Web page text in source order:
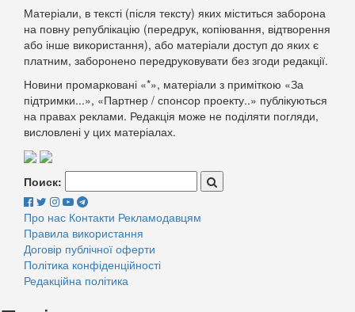
Матеріали, в тексті (після тексту) яких міститься заборона
на повну републікацію (передрук, копіювання, відтворення
або інше використання), або матеріали доступ до яких є
платним, заборонено передруковувати без згоди редакції.
Новини промарковані «*», матеріали з приміткою «За
підтримки...», «Партнер / спонсор проекту..» публікуються
на правах реклами. Редакція може не поділяти погляди,
висловлені у цих матеріалах.
Поиск:
Про нас Контакти Рекламодавцям
Правила використання
Договір публічної оферти
Політика конфіденційності
Редакційна політика